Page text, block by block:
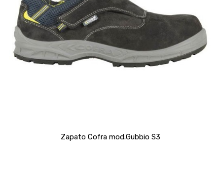
Zapato Cofra mod.Gubbio S3